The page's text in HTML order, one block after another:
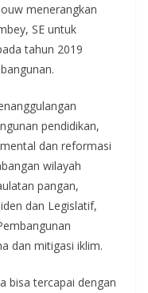
menerangkan
SE untuk
tahun 2019
pendidikan,
dan reformasi
wilayah
pangan,
dan Legislatif,
dan mitigasi iklim.
bisa tercapai dengan